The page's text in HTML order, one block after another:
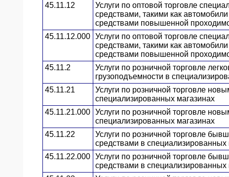
45.11.12
Услуги по оптовой торговле
средствами, такими как
средствами повышенной
45.11.12.000 Услуги по оптовой торговле
средствами, такими как
средствами повышенной
45.11.2
Услуги по розничной торговле
грузоподъемности в
45.11.21
Услуги по розничной торговле
специализированных магазинах
45.11.21.000 Услуги по розничной торговле
специализированных магазинах
45.11.22
Услуги по розничной торговле
средствами в специализированных
45.11.22.000 Услуги по розничной торговле
средствами в специализированных